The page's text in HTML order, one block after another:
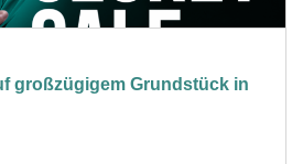
großzügigem Grundstück in